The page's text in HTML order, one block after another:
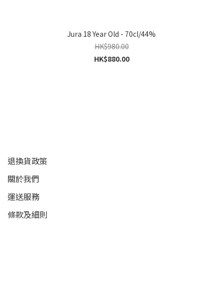
Jura 18 Year Old - 70cl/44%
HK$980.00
HK$880.00
退換貨政策
關於我們
運送服務
條款及細則